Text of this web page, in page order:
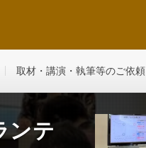
取材・講演・執筆等のご依頼
ンテ